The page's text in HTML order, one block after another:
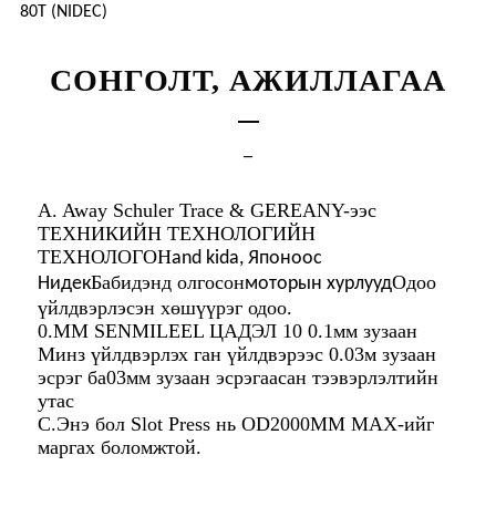
80T (NIDEC)
СОНГОЛТ, АЖИЛЛАГАА
A. Away Schuler Trace & GEREANY-ээс
ТЕХНИКИЙН ТЕХНОЛОГИЙН
ТЕХНОЛОГОНand kida, Японоос
НидекБабидэнд олгосонмоторын хурлуудОдоо
үйлдвэрлэсэн хөшүүрэг одоо.
0.MM SENMILEEL ЦАДЭЛ 10 0.1мм зузаан
Минз үйлдвэрлэх ган үйлдвэрээс 0.03м зузаан
эсрэг ба03мм зузаан эсрэгаасан тээвэрлэлтийн
утас
C.Энэ бол Slot Press нь OD2000MM MAX-ийг
маргах боломжтой.